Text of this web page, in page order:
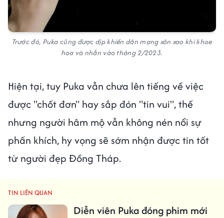
Trước đó, Puka cũng được dịp khiến dân mạng xôn xao khi khoe
hoa và nhẫn vào tháng 2/2023.
Hiện tại, tuy Puka vẫn chưa lên tiếng về việc
được "chốt đơn" hay sắp đón "tin vui", thế
nhưng người hâm mộ vẫn không nén nổi sự
phấn khích, hy vọng sẽ sớm nhận được tin tốt
từ người đẹp Đồng Tháp.
TIN LIÊN QUAN
Diễn viên Puka đóng phim mới